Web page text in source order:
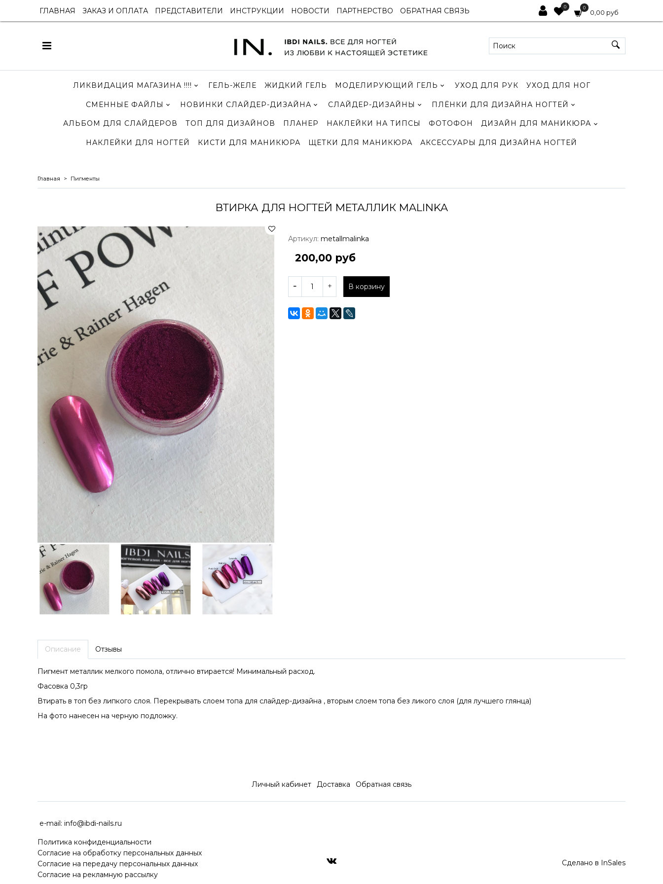
ГЛАВНАЯ ЗАКАЗ И ОПЛАТА ПРЕДСТАВИТЕЛИ ИНСТРУКЦИИ НОВОСТИ ПАРТНЕРСТВО ОБРАТНАЯ СВЯЗЬ 0 0
0,00 руб
ЛИКВИДАЦИЯ МАГАЗИНА !!!! ГЕЛЬ-ЖЕЛЕ ЖИДКИЙ ГЕЛЬ МОДЕЛИРУЮЩИЙ ГЕЛЬ УХОД ДЛЯ РУК УХОД ДЛЯ НОГ
СМЕННЫЕ ФАЙЛЫ НОВИНКИ СЛАЙДЕР-ДИЗАЙНА СЛАЙДЕР-ДИЗАЙНЫ ПЛЁНКИ ДЛЯ ДИЗАЙНА НОГТЕЙ
АЛЬБОМ ДЛЯ СЛАЙДЕРОВ ТОП ДЛЯ ДИЗАЙНОВ ПЛАНЕР НАКЛЕЙКИ НА ТИПСЫ ФОТОФОН ДИЗАЙН ДЛЯ МАНИКЮРА
НАКЛЕЙКИ ДЛЯ НОГТЕЙ КИСТИ ДЛЯ МАНИКЮРА ЩЕТКИ ДЛЯ МАНИКЮРА АКСЕССУАРЫ ДЛЯ ДИЗАЙНА НОГТЕЙ
Главная Пигменты
ВТИРКА ДЛЯ НОГТЕЙ МЕТАЛЛИК MALINKA
Артикул: metallmalinka
200,00 руб
В корзину
Описание
Пигмент металлик мелкого помола, отлично втирается! Минимальный расход.
Фасовка 0,3гр
Втирать в топ без липкого слоя. Перекрывать слоем топа для слайдер-дизайна , вторым слоем топа без ликого слоя (для лучшего глянца)
На фото нанесен на черную подложку.
Отзывы
Личный кабинет Доставка Обратная связь
e-mail: info@ibdi-nails.ru
Политика конфиденциальности
Согласие на обработку персональных данных
Согласие на передачу персональных данных
Согласие на рекламную рассылку
Сделано в InSales